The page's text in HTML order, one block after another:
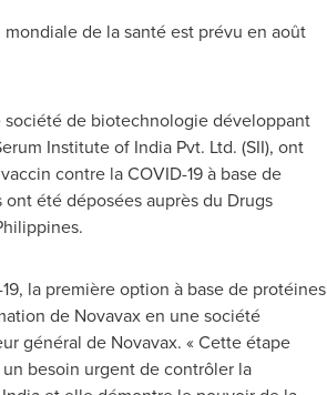
de la santé est prévu en août
société de biotechnologie développant
Institute of India Pvt. Ltd. (SII), ont
contre la COVID-19 à base de
été déposées auprès du Drugs
.
la première option à base de protéines
de Novavax en une société
général de Novavax. « Cette étape
besoin urgent de contrôler la